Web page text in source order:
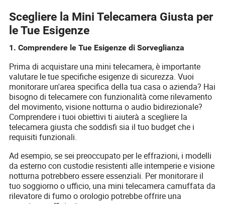
Scegliere la Mini Telecamera Giusta per
le Tue Esigenze
1. Comprendere le Tue Esigenze di Sorveglianza
Prima di acquistare una mini telecamera, è importante
valutare le tue specifiche esigenze di sicurezza. Vuoi
monitorare un'area specifica della tua casa o azienda? Hai
bisogno di telecamere con funzionalità come rilevamento
del movimento, visione notturna o audio bidirezionale?
Comprendere i tuoi obiettivi ti aiuterà a scegliere la
telecamera giusta che soddisfi sia il tuo budget che i
requisiti funzionali.
Ad esempio, se sei preoccupato per le effrazioni, i modelli
da esterno con custodie resistenti alle intemperie e visione
notturna potrebbero essere essenziali. Per monitorare il
tuo soggiorno o ufficio, una mini telecamera camuffata da
rilevatore di fumo o orologio potrebbe offrire una